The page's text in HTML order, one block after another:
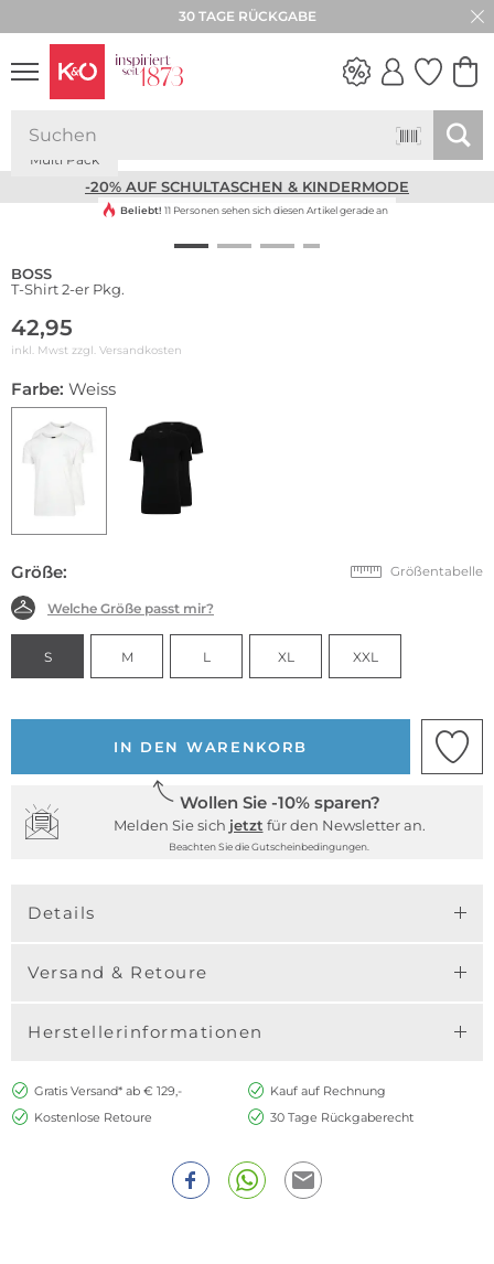
30 TAGE RÜCKGABE
NEW IN
-20% AUF SCHULTASCHEN & KINDERMODE
Multi Pack
Beliebt! 11 Personen sehen sich diesen Artikel gerade an
BOSS
T-Shirt 2-er Pkg.
42,95
inkl. Mwst zzgl. Versandkosten
Farbe: Weiss
Größe: Größentabelle
Welche Größe passt mir?
S M L XL XXL
IN DEN WARENKORB
Wollen Sie -10% sparen?
Melden Sie sich jetzt für den Newsletter an.
Beachten Sie die Gutscheinbedingungen.
Details
Versand & Retoure
Herstellerinformationen
Gratis Versand* ab € 129,-
Kauf auf Rechnung
Kostenlose Retoure
30 Tage Rückgaberecht